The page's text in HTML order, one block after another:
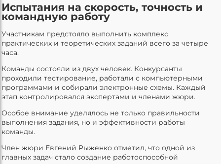
Испытания на скорость, точность и
командную работу
Участникам предстояло выполнить комплекс
практических и теоретических заданий всего за четыре
часа.
Команды состояли из двух человек. Конкурсанты
проходили тестирование, работали с компьютерными
программами и собирали электронные схемы. Каждый
этап контролировался экспертами и членами жюри.
Особое внимание уделялось не только правильности
выполнения задания, но и эффективности работы
команды.
Член жюри Евгений Рыженко отметил, что одной из
главных задач стало создание работоспособной